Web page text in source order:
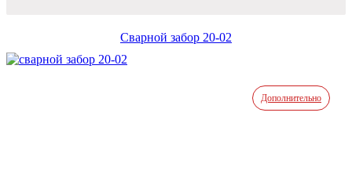
Сварной забор 20-02
Дополнительно